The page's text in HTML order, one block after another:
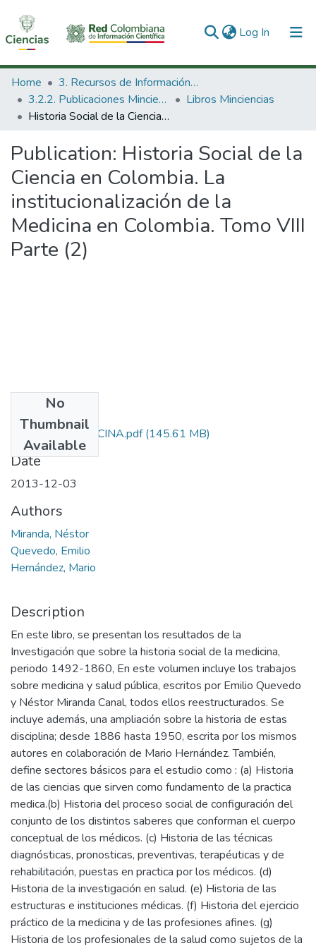
Log In (current)
Communities & Collections
All of DSpace
Home
3. Recursos de Información Científica y Tecnológica
3.2.2. Publicaciones Minciencias
Libros Minciencias
Historia Social de la Ciencia en Colombia. La institucionalización de la Medicina en Colombia. Tomo VIII Parte (2)
Publication: Historia Social de la
Ciencia en Colombia. La
institucionalización de la
Medicina en Colombia. Tomo VIII
Parte (2)
No
Thumbnail
Available
149. HSCC MEDICINA.pdf(145.61 MB)
Date
2013-12-03
Authors
Miranda, Néstor
Quevedo, Emilio
Hernández, Mario
Description
En este libro, se presentan los resultados de la
Investigación que sobre la historia social de la medicina,
periodo 1492-1860, En este volumen incluye los trabajos
sobre medicina y salud pública, escritos por Emilio Quevedo
y Néstor Miranda Canal, todos ellos reestructurados. Se
incluye además, una ampliación sobre la historia de estas
disciplina; desde 1886 hasta 1950, escrita por los mismos
autores en colaboración de Mario Hernández. También,
define sectores básicos para el estudio como : (a) Historia
de las ciencias que sirven como fundamento de la practica
medica.(b) Historia del proceso social de configuración del
conjunto de los distintos saberes que conforman el cuerpo
conceptual de los médicos. (c) Historia de las técnicas
diagnósticas, pronosticas, preventivas, terapéuticas y de
rehabilitación, puestas en practica por los médicos. (d)
Historia de la investigación en salud. (e) Historia de las
estructuras e instituciones médicas. (f) Historia del ejercicio
práctico de la medicina y de las profesiones afines. (g)
Historia de los profesionales de la salud como sujetos de la